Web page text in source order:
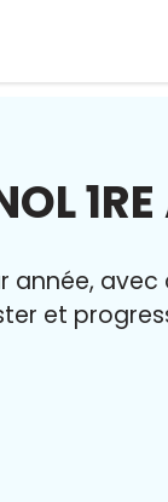
année, avec
et